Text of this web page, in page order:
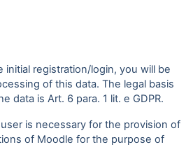
registration/login, you will be
of this data. The legal basis
data is Art. 6 para. 1 lit. e GDPR.
is necessary for the provision of
of Moodle for the purpose of